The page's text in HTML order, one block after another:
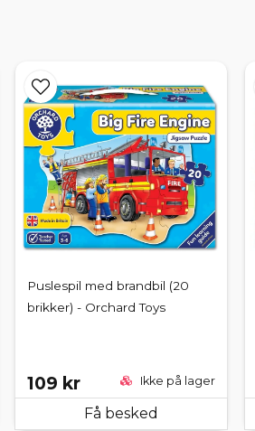
Puslespil med brandbil (20
brikker) - Orchard Toys
109 kr Ikke på lager
Få besked